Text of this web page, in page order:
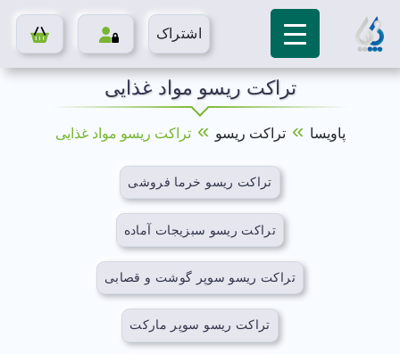
اشتراک
تراکت ریسو مواد غذایی
پاویسا »تراکت ریسو »تراکت ریسو مواد غذایی
تراکت ریسو خرما فروشی
تراکت ریسو سبزیجات آماده
تراکت ریسو سوپر گوشت و قصابی
تراکت ریسو سوپر مارکت